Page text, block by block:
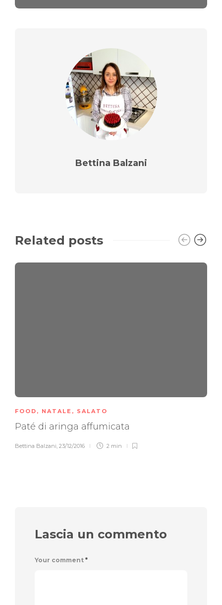
Bettina Balzani
Related posts
FOOD , NATALE , SALATO
Paté di aringa affumicata
Bettina Balzani, 23/12/2016 2 min
Lascia un commento
Your comment *